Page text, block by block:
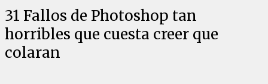
31 Fallos de Photoshop tan
horribles que cuesta creer que
colaran